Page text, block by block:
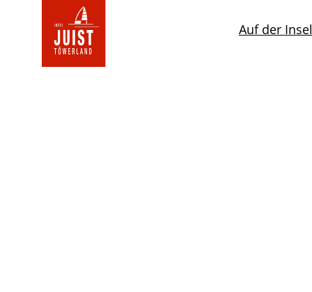
Startseite
Auf der Insel